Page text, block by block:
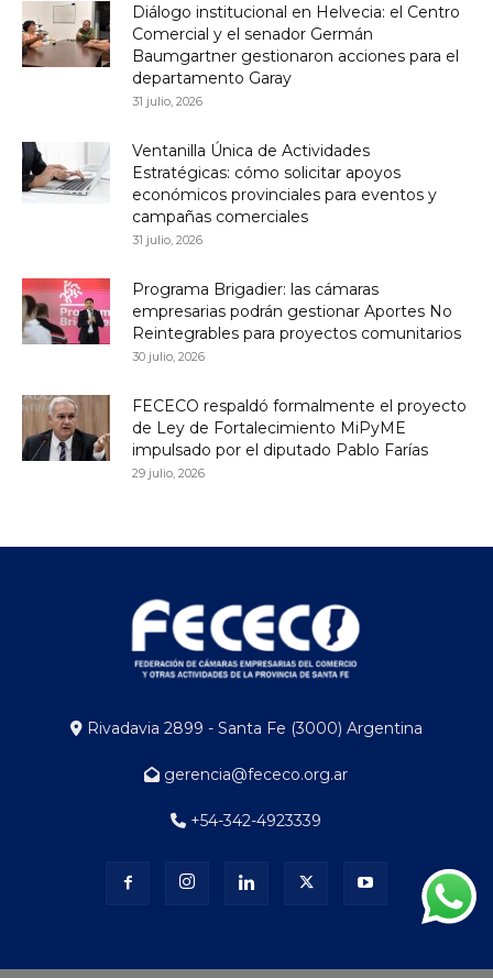
Diálogo institucional en Helvecia: el Centro
Comercial y el senador Germán
Baumgartner gestionaron acciones para el
departamento Garay
31 julio, 2026
Ventanilla Única de Actividades
Estratégicas: cómo solicitar apoyos
económicos provinciales para eventos y
campañas comerciales
31 julio, 2026
Programa Brigadier: las cámaras
empresarias podrán gestionar Aportes No
Reintegrables para proyectos comunitarios
30 julio, 2026
FECECO respaldó formalmente el proyecto
de Ley de Fortalecimiento MiPyME
impulsado por el diputado Pablo Farías
29 julio, 2026
Rivadavia 2899 - Santa Fe (3000) Argentina
gerencia@fececo.org.ar
+54-342-4923339